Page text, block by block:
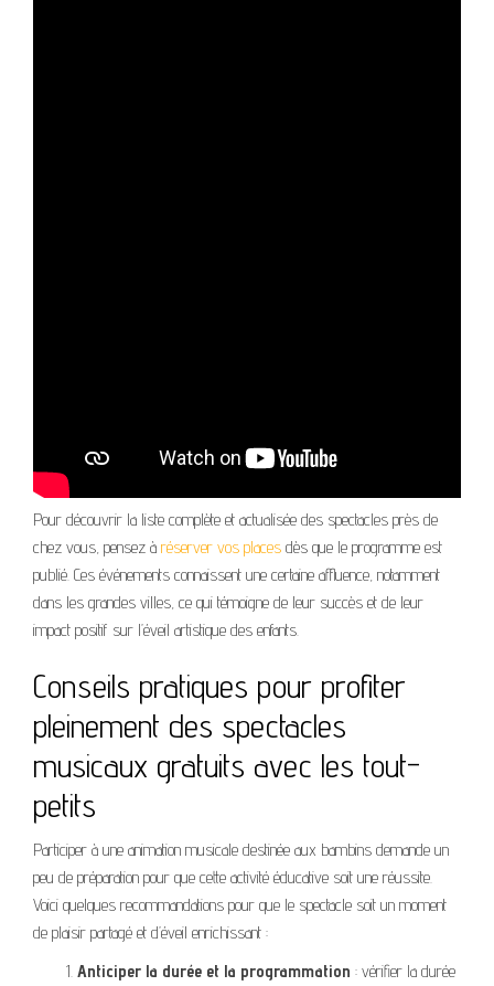
Pour découvrir la liste complète et actualisée des spectacles près de
chez vous, pensez à réserver vos places dès que le programme est
publié. Ces événements connaissent une certaine affluence, notamment
dans les grandes villes, ce qui témoigne de leur succès et de leur
impact positif sur l’éveil artistique des enfants.
Conseils pratiques pour profiter
pleinement des spectacles
musicaux gratuits avec les tout-
petits
Participer à une animation musicale destinée aux bambins demande un
peu de préparation pour que cette activité éducative soit une réussite.
Voici quelques recommandations pour que le spectacle soit un moment
de plaisir partagé et d’éveil enrichissant :
Anticiper la durée et la programmation : vérifier la durée